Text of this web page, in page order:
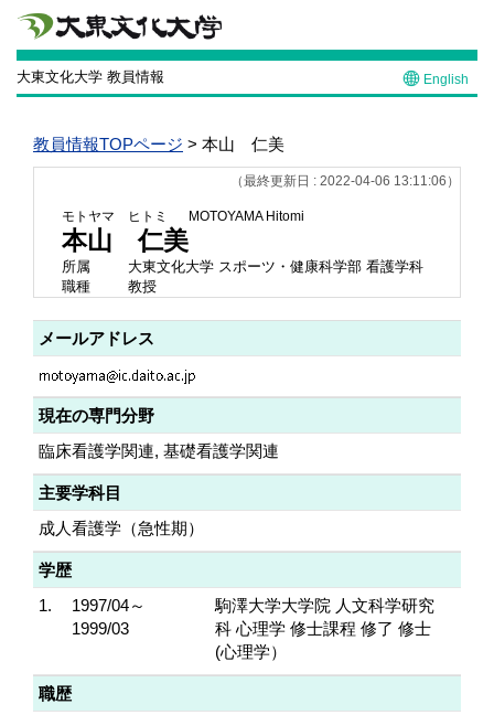
大東文化大学 教員情報 English
教員情報TOPページ > 本山 仁美
（最終更新日 : 2022-04-06 13:11:06）
モトヤマ ヒトミ MOTOYAMA Hitomi
本山 仁美
所属
大東文化大学 スポーツ・健康科学部 看護学科
職種
教授
メールアドレス
現在の専門分野
臨床看護学関連, 基礎看護学関連
主要学科目
成人看護学（急性期）
学歴
1.
1997/04～
1999/03
駒澤大学大学院 人文科学研究
科 心理学 修士課程 修了 修士
(心理学）
職歴